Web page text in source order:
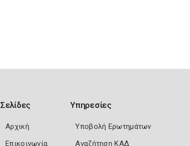
Σελίδες
Αρχική
Επικοινωνία
Υπηρεσίες
Υποβολή Ερωτημάτων
Αναζήτηση ΚΑΔ